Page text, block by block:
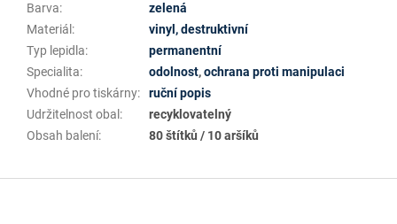
Barva:
zelená
Materiál :
vinyl, destruktivní
Typ lepidla:
permanentní
Specialita: odolnost,ochrana proti manipulaci
Vhodné pro tiskárny:
ruční popis
Udržitelnost obal :
recyklovatelný
Obsah balení: 80 štítků / 10 aršíků